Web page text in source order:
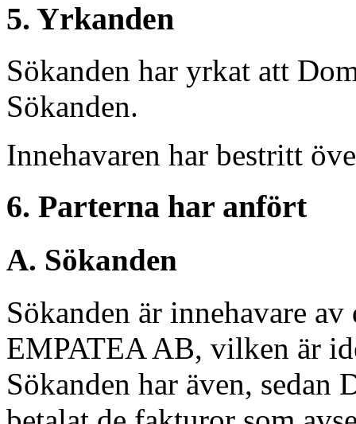
5. Yrkanden
Sökanden har yrkat att
Sökanden.
Innehavaren har bestritt
6. Parterna har anfört
A. Sökanden
Sökanden är innehavare
EMPATEA AB, vilken är
Sökanden har även, sedan